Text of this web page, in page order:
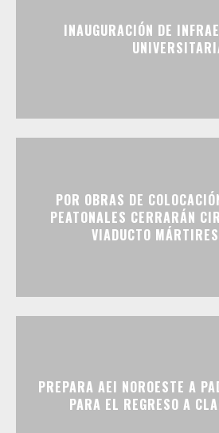
INAUGURACIÓN DE
POR OBRAS DE
PEATONALES CERRARÁN
VIADUCTO
PREPARA AEI NOROESTE A
PARA EL REGRESO A